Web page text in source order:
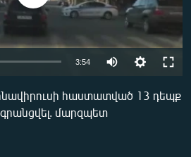
3:54
հաստատված 13 դեպք
մարզպետ